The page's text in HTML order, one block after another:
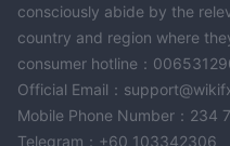
consciously abide by the
country and region where
consumer hotline：
Official Email：
Mobile Phone Number：234
Telegram：+60 103342306